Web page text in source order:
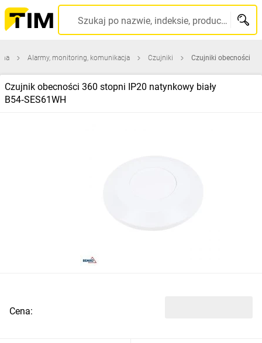
Szukaj po nazwie, indeksie, producencie, kodzie kreskowym...
Alarmy, monitoring, komunikacja Czujniki Czujniki obecności
Czujnik obecności 360 stopni IP20 natynkowy biały
B54‑SES61WH
Cena: